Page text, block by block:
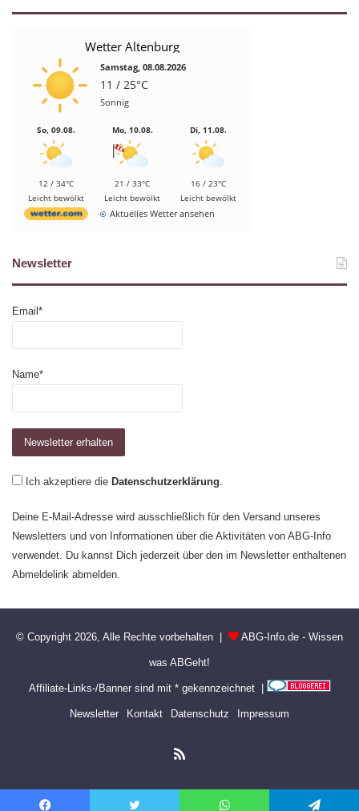
Wetter Altenburg
Samstag, 08.08.2026
11 / 25°C
Sonnig
So, 09.08.
12 / 34°C
Leicht bewölkt
Mo, 10.08.
21 / 33°C
Leicht bewölkt
Di, 11.08.
16 / 23°C
Leicht bewölkt
Aktuelles Wetter ansehen
Newsletter
Email*
Name*
Ich akzeptiere die Datenschutzerklärung.
Deine E-Mail-Adresse wird ausschließlich für den Versand unseres
Newsletters und von Informationen über die Aktivitäten von ABG-Info
verwendet. Du kannst Dich jederzeit über den im Newsletter enthaltenen
Abmeldelink abmelden.
© Copyright 2026, Alle Rechte vorbehalten | ABG-Info.de - Wissen
was ABGeht!
Affiliate-Links-/Banner sind mit * gekennzeichnet |
Newsletter Kontakt Datenschutz Impressum